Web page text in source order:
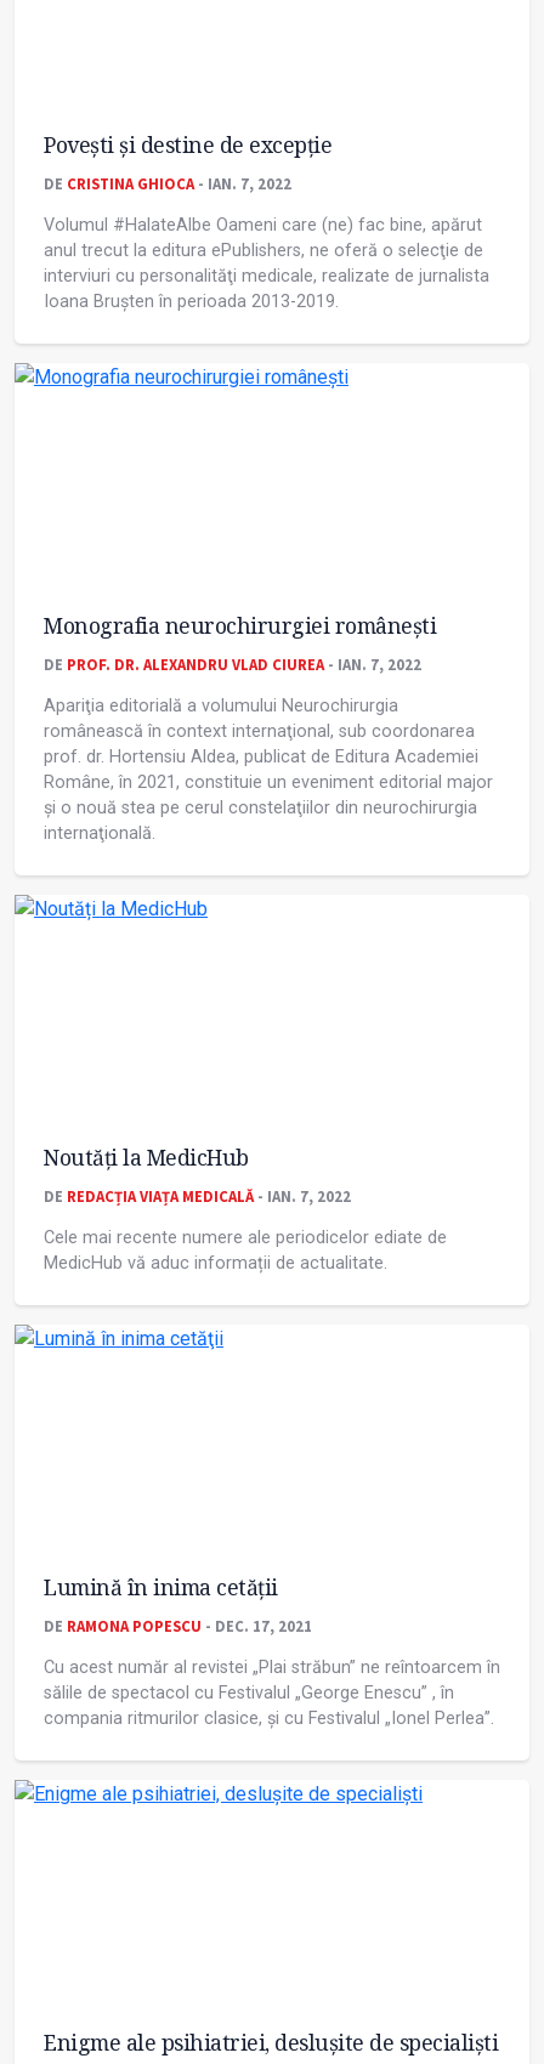
Povești și destine de excepție
DE CRISTINA GHIOCA- IAN. 7, 2022
Volumul #HalateAlbe Oameni care (ne) fac bine, apărut
anul trecut la editura ePublishers, ne oferă o selecţie de
interviuri cu personalităţi medicale, realizate de jurnalista
Ioana Brușten în perioada 2013-2019.
Monografia neurochirurgiei românești
DE PROF. DR. ALEXANDRU VLAD CIUREA- IAN. 7, 2022
Apariţia editorială a volumului Neurochirurgia
românească în context internaţional, sub coordonarea
prof. dr. Hortensiu Aldea, publicat de Editura Academiei
Române, în 2021, constituie un eveniment editorial major
și o nouă stea pe cerul constelaţiilor din neurochirurgia
internaţională.
Noutăți la MedicHub
DE REDACȚIA VIAȚA MEDICALĂ- IAN. 7, 2022
Cele mai recente numere ale periodicelor ediate de
MedicHub vă aduc informații de actualitate.
Lumină în inima cetăţii
DE RAMONA POPESCU - DEC. 17, 2021
Cu acest număr al revistei „Plai străbun” ne reîntoarcem în
sălile de spectacol cu Festivalul „George Enescu” , în
compania ritmurilor clasice, și cu Festivalul „Ionel Perlea”.
Enigme ale psihiatriei, deslușite de specialiști